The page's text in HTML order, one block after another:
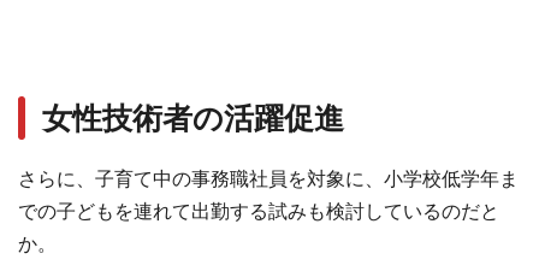
女性技術者の活躍促進
さらに、⼦育て中の事務職社員を対象に、⼩学校低学年ま
での⼦どもを連れて出勤する試みも検討しているのだと
か。